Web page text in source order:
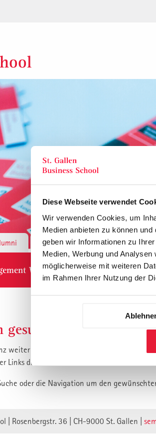
Diese Webseite verwendet
Wir verwenden Cookies, um
Medien anbieten zu können
geben wir Informationen zu
Medien, Werbung und
möglicherweise mit weiteren
im Rahmen Ihrer Nutzung der
Institute & Forschung
Weiterbildung
gesuchte Inhalt ist
weiter zu verbessern, haben wir unsere
Links die auf unsere Inhalte verweisen
oder die Navigation um den
| Rosenbergstr. 36 | CH-9000 St. Gallen |